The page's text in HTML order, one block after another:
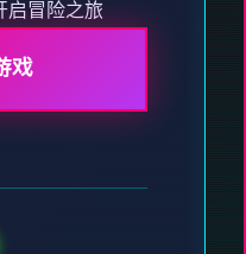
启冒险之旅
戏